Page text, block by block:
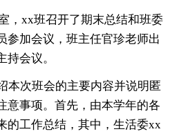
，xx班召开了期末总结和班委
参加会议，班主任官珍老师出
会议。
本次班会的主要内容并说明匿
意事项。首先，由本学年的各
的工作总结，其中，生活委xx